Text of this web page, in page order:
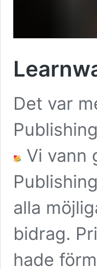
Det var
Vi vann
alla
bidrag.
hade